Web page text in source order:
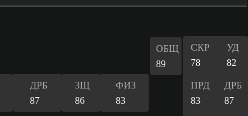
ДРБ
87
ЗЩ
86
ФИЗ
83
ОБЩ
89
СКР
78
УД
82
ПРД
83
ДРБ
87